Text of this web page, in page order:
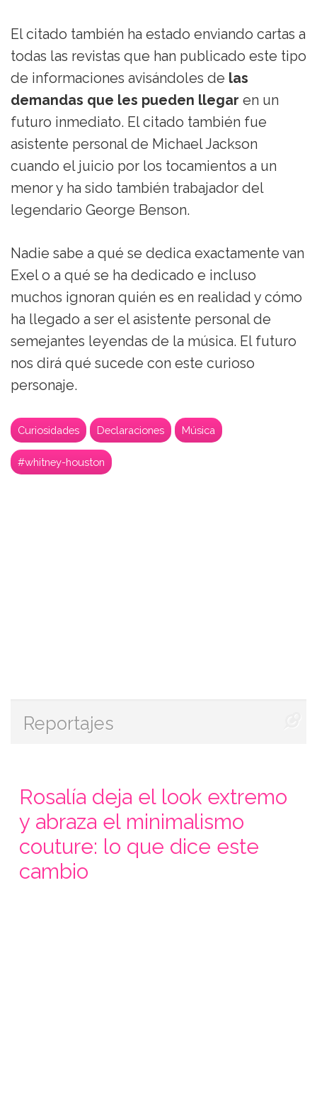
El citado también ha estado enviando cartas a
todas las revistas que han publicado este tipo
de informaciones avisándoles de las
demandas que les pueden llegar en un
futuro inmediato. El citado también fue
asistente personal de Michael Jackson
cuando el juicio por los tocamientos a un
menor y ha sido también trabajador del
legendario George Benson.
Nadie sabe a qué se dedica exactamente van
Exel o a qué se ha dedicado e incluso
muchos ignoran quién es en realidad y cómo
ha llegado a ser el asistente personal de
semejantes leyendas de la música. El futuro
nos dirá qué sucede con este curioso
personaje.
Curiosidades Declaraciones Música
#whitney-houston
Reportajes
Rosalía deja el look extremo
y abraza el minimalismo
couture: lo que dice este
cambio